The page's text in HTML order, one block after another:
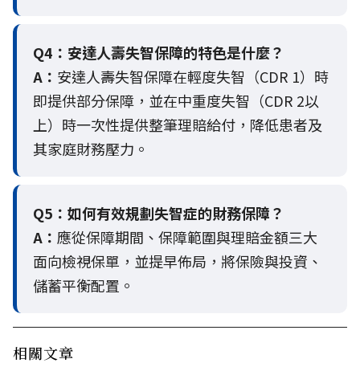
Q4： 安達人壽失智保障的特色是什麼？
A： 安達人壽失智保障在輕度失智（CDR 1）時
即提供部分保障，並在中重度失智（CDR 2以
上）時一次性提供整筆理賠給付，降低患者及
其家庭財務壓力。
Q5： 如何有效規劃失智症的財務保障？
A： 應從保障期間、保障範圍與理賠金額三大
面向檢視保單，並提早佈局，將保險與投資、
儲蓄平衡配置。
相關文章